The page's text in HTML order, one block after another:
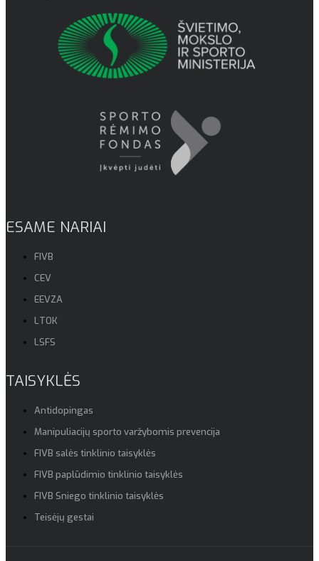
ESAME NARIAI
FIVB
CEV
EEVZA
LTOK
LSFS
TAISYKLĖS
Antidopingas
Manipuliacijų sporto varžybomis prevencija
FIVB salės tinklinio taisyklės
FIVB paplūdimio tinklinio taisyklės
FIVB Sniego tinklinio taisyklės
Teisėjų gestai